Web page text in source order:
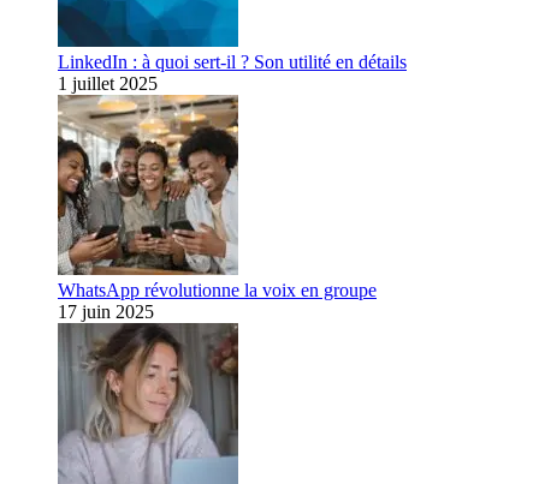
LinkedIn : à quoi sert-il ? Son utilité en détails
1 juillet 2025
WhatsApp révolutionne la voix en groupe
17 juin 2025